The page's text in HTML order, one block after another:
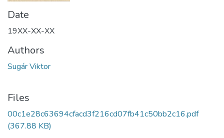
Date
19XX-XX-XX
Authors
Sugár Viktor
Files
00c1e28c63694cfacd3f216cd07fb41c50bb2c16.pdf
(367.88 KB)